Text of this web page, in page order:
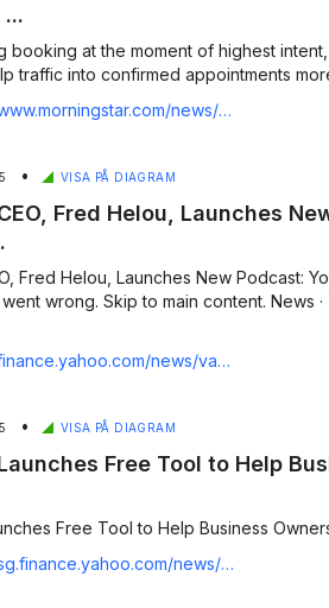
booking at the moment of highest
traffic into confirmed appointments
wire/20260421954625/vagaro-launches-new-yelp-integration-to-drive-seamless-booking-from-discovery-to-appointment
• VISA PÅ DIAGRAM
Fred Helou, Launches
Fred Helou, Launches New Podcast:
wrong. Skip to main content. News ·
news/vagaro-ceo-fred-helou-launches-003000613.html
• VISA PÅ DIAGRAM
Free Tool to Help
Free Tool to Help Business
news/vagaro-launches-free-tool-help-003000459.html